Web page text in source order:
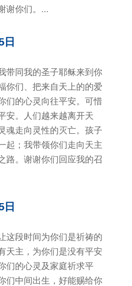
谢你们。...
日
带同我的圣子耶稣来到你
你们、把来自天上的的爱
们的心灵向往平安。可惜
安。人们越来越离开天
魂走向灵性的灭亡。孩子
起；我带领你们走向天主
路。谢谢你们回应我的召
日
这段时间为你们是祈祷的
天主，为你们是没有平安
们的心灵及家庭祈求平
们中间出生，好能赐给你